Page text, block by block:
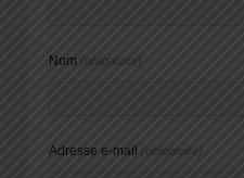
Nom (obligatoire)
Adresse e-mail (obligatoire)